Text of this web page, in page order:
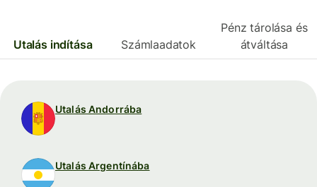
Utalás indítása Számlaadatok
Pénz tárolása és
átváltása
Utalás Andorrába
Utalás Argentínába